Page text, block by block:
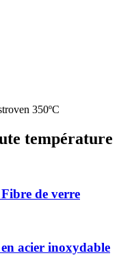
350ºC
température
de verre
acier inoxydable